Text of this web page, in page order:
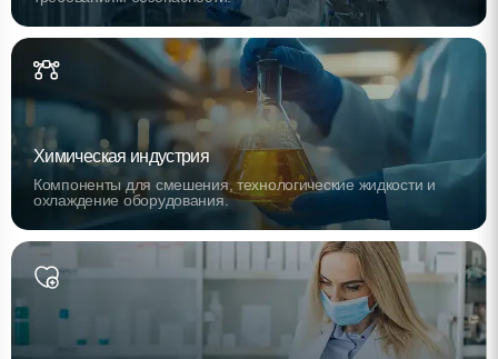
Химическая индустрия
Компоненты для смешения, технологические жидкости и
охлаждение оборудования.